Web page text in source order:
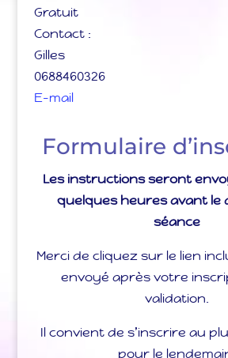
Gratuit
Contact :
Gilles
0688460326
E-mail
Formulaire
Les instructions seront
quelques heures avant le
séance
Merci de cliquez sur le lien
envoyé après votre
validation.
Il convient de s’inscrire au
pour le